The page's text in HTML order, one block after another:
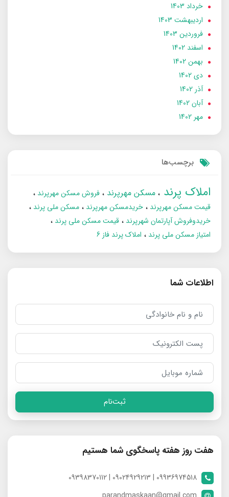
خرداد 1403
ارديبهشت 1403
فروردین 1403
اسفند 1402
بهمن 1402
دی 1402
آذر 1402
آبان 1402
مهر 1402
برچسب‌ها
املاک پرند مسکن مهرپرند
فروش مسکن مهرپرند
قیمت مسکن مهرپرند
خریدمسکن مهرپرند
مسکن ملی پرند
خریدوفروش آپارتمان شهرپرند
قیمت مسکن ملی پرند
امتیاز مسکن ملی پرند
املاک پرند فاز 6
اطلاعات شما
ثبت‌نام
هفت روز هفته پاسخگوی شما هستیم
09936974518 | 09024929213 | 09398370112